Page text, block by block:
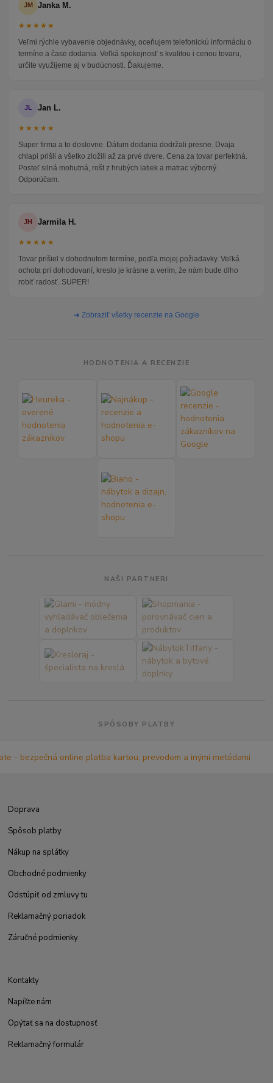
JM Janka M.
★★★★★
Veľmi rýchle vybavenie objednávky, oceňujem telefonickú informáciu o
termíne a čase dodania. Veľká spokojnosť s kvalitou i cenou tovaru,
určite využijeme aj v budúcnosti. Ďakujeme.
JL Jan L.
★★★★★
Super firma a to doslovne. Dátum dodania dodržali presne. Dvaja
chlapi prišli a všetko zložili až za prvé dvere. Cena za tovar perfektná.
Posteľ silná mohutná, rošt z hrubých latiek a matrac výborný.
Odporúčam.
JH Jarmila H.
★★★★★
Tovar prišiel v dohodnutom termíne, podľa mojej požiadavky. Veľká
ochota pri dohodovaní, kreslo je krásne a verím, že nám bude dlho
robiť radosť. SUPER!
➜ Zobraziť všetky recenzie na Google
HODNOTENIA A RECENZIE
NAŠI PARTNERI
SPÔSOBY PLATBY
Doprava
Spôsob platby
Nákup na splátky
Obchodné podmienky
Odstúpiť od zmluvy tu
Reklamačný poriadok
Záručné podmienky
Kontakty
Napíšte nám
Opýtať sa na dostupnosť
Reklamačný formulár